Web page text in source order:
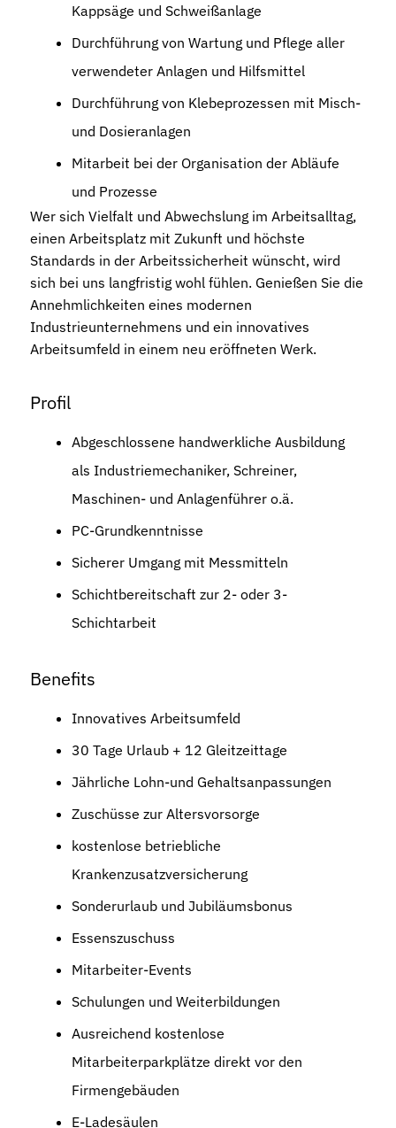
Kappsäge und Schweißanlage
Durchführung von Wartung und Pflege aller
verwendeter Anlagen und Hilfsmittel
Durchführung von Klebeprozessen mit Misch-
und Dosieranlagen
Mitarbeit bei der Organisation der Abläufe
und Prozesse
Wer sich Vielfalt und Abwechslung im Arbeitsalltag,
einen Arbeitsplatz mit Zukunft und höchste
Standards in der Arbeitssicherheit wünscht, wird
sich bei uns langfristig wohl fühlen. Genießen Sie die
Annehmlichkeiten eines modernen
Industrieunternehmens und ein innovatives
Arbeitsumfeld in einem neu eröffneten Werk.
Profil
Abgeschlossene handwerkliche Ausbildung
als Industriemechaniker, Schreiner,
Maschinen- und Anlagenführer o.ä.
PC-Grundkenntnisse
Sicherer Umgang mit Messmitteln
Schichtbereitschaft zur 2- oder 3-
Schichtarbeit
Benefits
Innovatives Arbeitsumfeld
30 Tage Urlaub + 12 Gleitzeittage
Jährliche Lohn-und Gehaltsanpassungen
Zuschüsse zur Altersvorsorge
kostenlose betriebliche
Krankenzusatzversicherung
Sonderurlaub und Jubiläumsbonus
Essenszuschuss
Mitarbeiter-Events
Schulungen und Weiterbildungen
Ausreichend kostenlose
Mitarbeiterparkplätze direkt vor den
Firmengebäuden
E-Ladesäulen